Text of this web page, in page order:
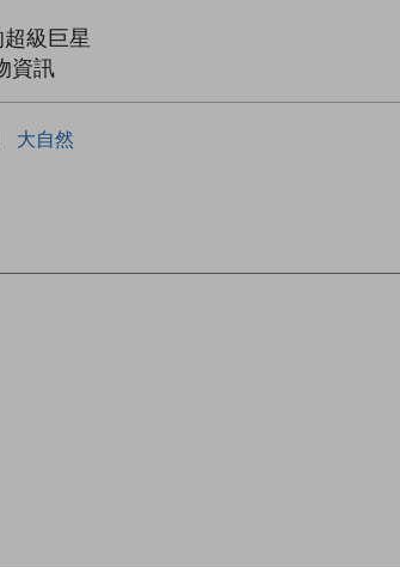
級巨星
資訊
大自然